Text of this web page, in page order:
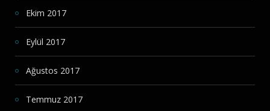
Ekim 2017
Eylül 2017
Ağustos 2017
Temmuz 2017